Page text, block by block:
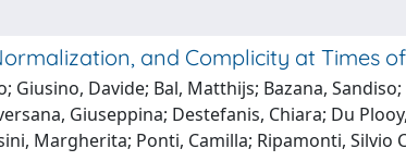
and Complicity at Times
Giusino, Davide; Bal, Matthijs; Bazana,
Giuseppina; Destefanis, Chiara; Du
Margherita; Ponti, Camilla; Ripamonti, Silvio